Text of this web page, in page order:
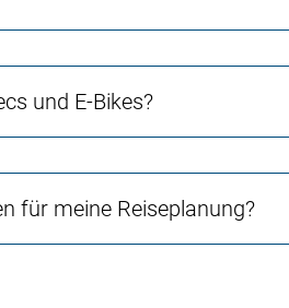
und E-Bikes?
für meine Reiseplanung?